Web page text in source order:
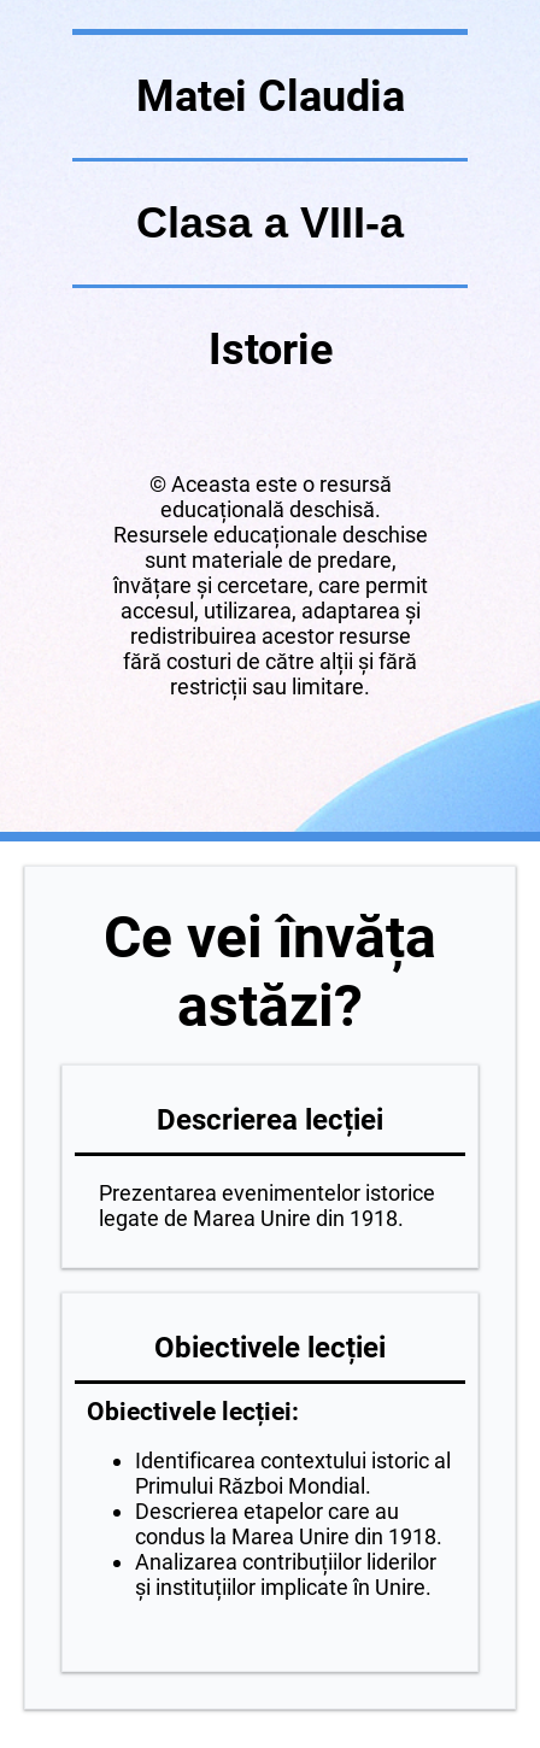
Matei Claudia
Clasa a VIII-a
Istorie
© Aceasta este o resursă
educațională deschisă.
Resursele educaționale deschise
sunt materiale de predare,
învățare și cercetare, care permit
accesul, utilizarea, adaptarea și
redistribuirea acestor resurse
fără costuri de către alții și fără
restricții sau limitare.
Ce vei învăța
astăzi?
Descrierea lecției
Prezentarea evenimentelor istorice
legate de Marea Unire din 1918.
Obiectivele lecției
Obiectivele lecției:
Identificarea contextului istoric al
Primului Război Mondial.
Descrierea etapelor care au
condus la Marea Unire din 1918.
Analizarea contribuțiilor liderilor
și instituțiilor implicate în Unire.